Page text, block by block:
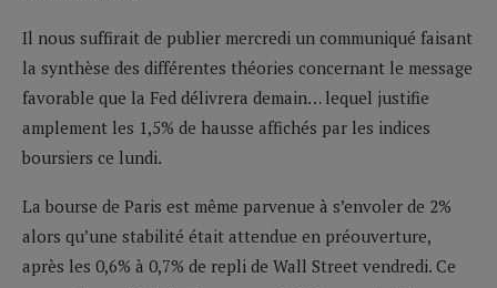
Il nous suffirait de publier mercredi un communiqué faisant
la synthèse des différentes théories concernant le message
favorable que la Fed délivrera demain… lequel justifie
amplement les 1,5% de hausse affichés par les indices
boursiers ce lundi.
La bourse de Paris est même parvenue à s’envoler de 2%
alors qu’une stabilité était attendue en préouverture,
après les 0,6% à 0,7% de repli de Wall Street vendredi. Ce